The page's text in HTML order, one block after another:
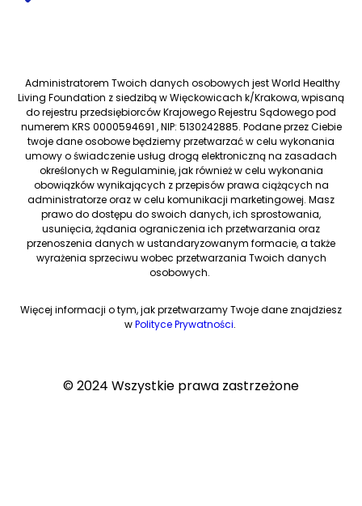
Administratorem Twoich danych osobowych jest World Healthy
Living Foundation z siedzibą w Więckowicach k/Krakowa, wpisaną
do rejestru przedsiębiorców Krajowego Rejestru Sądowego pod
numerem KRS 0000594691 , NIP: 5130242885. Podane przez Ciebie
twoje dane osobowe będziemy przetwarzać w celu wykonania
umowy o świadczenie usług drogą elektroniczną na zasadach
określonych w Regulaminie, jak również w celu wykonania
obowiązków wynikających z przepisów prawa ciążących na
administratorze oraz w celu komunikacji marketingowej. Masz
prawo do dostępu do swoich danych, ich sprostowania,
usunięcia, żądania ograniczenia ich przetwarzania oraz
przenoszenia danych w ustandaryzowanym formacie, a także
wyrażenia sprzeciwu wobec przetwarzania Twoich danych
osobowych.
Więcej informacji o tym, jak przetwarzamy Twoje dane znajdziesz
wPolityce Prywatności.
© 2024 Wszystkie prawa zastrzeżone